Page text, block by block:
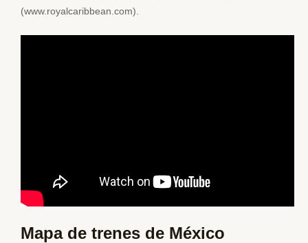
(www.royalcaribbean.com).
Mapa de trenes de México